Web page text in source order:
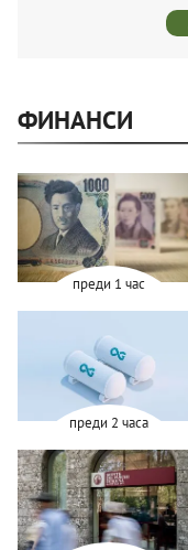
ФИНАНСИ
преди 1 час
преди 2 часа